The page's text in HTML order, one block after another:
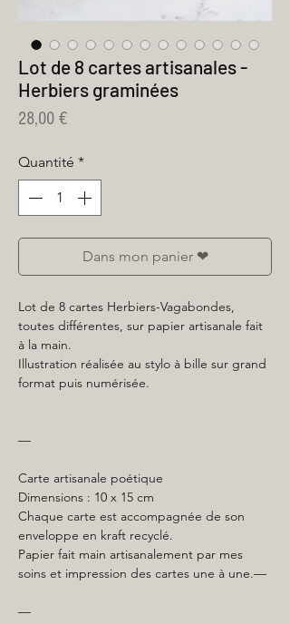
Lot de 8 cartes artisanales -
Herbiers graminées
28,00 €Prix
Quantité *
Dans mon panier ❤
Lot de 8 cartes Herbiers-Vagabondes,
toutes différentes, sur papier artisanale fait
à la main.
Illustration réalisée au stylo à bille sur grand
format puis numérisée.
—
Carte artisanale poétique
Dimensions : 10 x 15 cm
Chaque carte est accompagnée de son
enveloppe en kraft recyclé.
Papier fait main artisanalement par mes
soins et impression des cartes une à une.—
—